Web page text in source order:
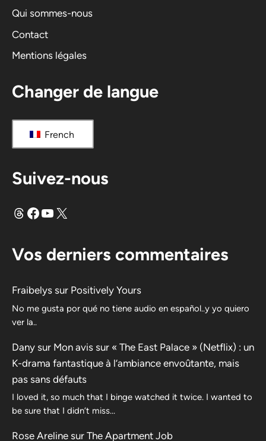
i
e
:
Qui sommes-nous
Contact
Mentions légales
Changer de langue
French
Suivez-nous
FilsFacebook
YouTube
X
Vos derniers commentaires
Fraibelys sur Positively Yours
No me gusta por qué no tiene audio en español..y yo quiero
ver la..
Dany sur Mon avis sur « The East Palace » (Netflix) : un
K-drama fantastique à l’ambiance envoûtante, mais
pas sans défauts
I loved it, so much that I binge watched it twice. I wanted to
be sure that I didn’t miss…
Rose Areline sur The Apartment Job